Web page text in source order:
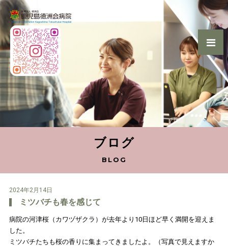
ブログ
BLOG
2024年2月14日
ミツバチも春を感じて
病院の河津桜（カワヅザクラ）が去年より10日ほど早く満開を迎えま
した。
ミツバチたちも桜の香りに集まってきましたよ。（写真で見えますか